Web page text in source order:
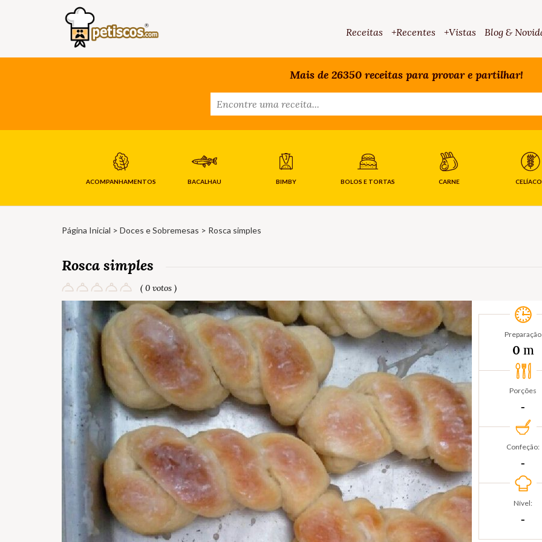
Receitas +Recentes +Vistas Blog &
Mais de 26350 receitas para provar e partilhar!
ACOMPANHAMENTOS BACALHAU BIMBY BOLOS E TORTAS CARNE
Página Inicial > Doces e Sobremesas > Rosca simples
Rosca simples
( 0 votos )
Preparação
0 m
Porções
‐
Confeção:
‐
Nível:
‐